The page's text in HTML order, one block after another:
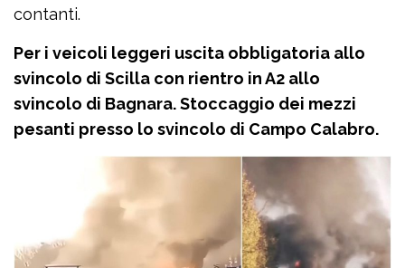
contanti.
Per i veicoli leggeri uscita obbligatoria allo
svincolo di Scilla con rientro in A2 allo
svincolo di Bagnara. Stoccaggio dei mezzi
pesanti presso lo svincolo di Campo Calabro.